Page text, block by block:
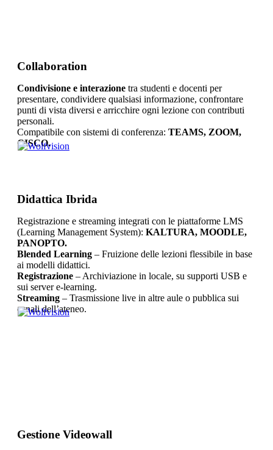
Collaboration
Condivisione e interazione tra studenti e docenti per
presentare, condividere qualsiasi informazione, confrontare
punti di vista diversi e arricchire ogni lezione con contributi
personali.
Compatibile con sistemi di conferenza: TEAMS, ZOOM,
CISCO.
Didattica Ibrida
Registrazione e streaming integrati con le piattaforme LMS
(Learning Management System): KALTURA, MOODLE,
PANOPTO.
Blended Learning – Fruizione delle lezioni flessibile in base
ai modelli didattici.
Registrazione – Archiviazione in locale, su supporti USB e
sui server e-learning.
Streaming – Trasmissione live in altre aule o pubblica sui
canali dell’ateneo.
Gestione Videowall